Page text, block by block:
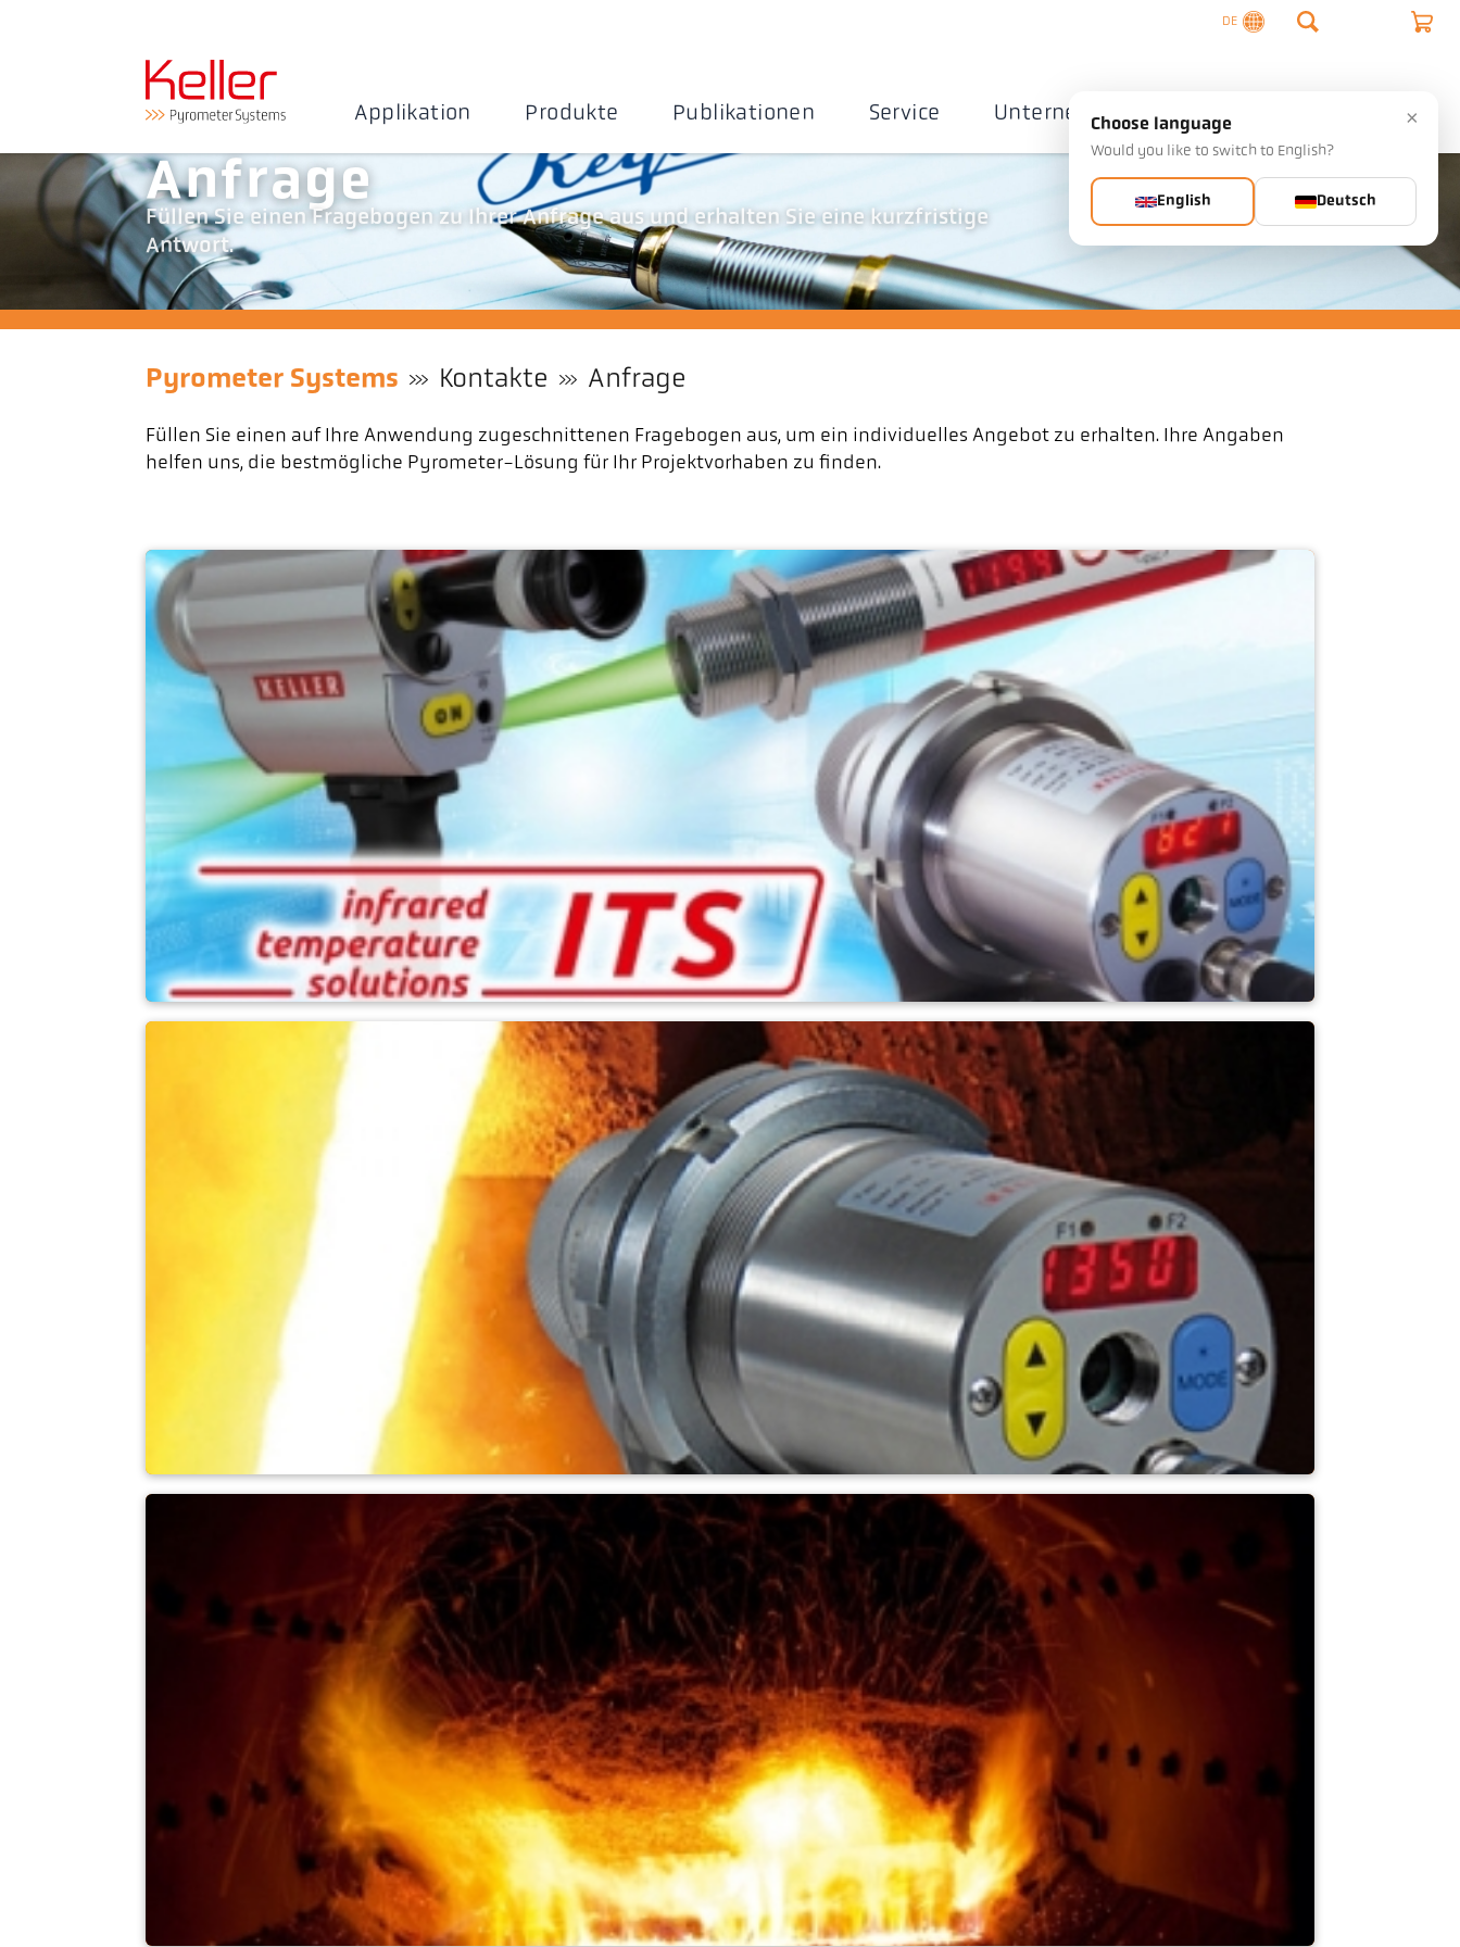
DE
Applikation Produkte Publikationen Service Unternehmen Kontakte
Anfrage
Füllen Sie einen Fragebogen zu Ihrer Anfrage aus und erhalten Sie eine kurzfristige
Antwort.
Pyrometer Systems Kontakte Anfrage
Füllen Sie einen auf Ihre Anwendung zugeschnittenen Fragebogen aus, um ein individuelles Angebot zu erhalten. Ihre Angaben
helfen uns, die bestmögliche Pyrometer-Lösung für Ihr Projektvorhaben zu finden.
Allgemeine Anwendungen
×
Choose language
Would you like to switch to English?
English Deutsch